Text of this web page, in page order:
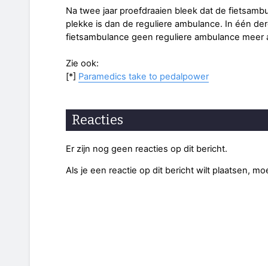
Na twee jaar proefdraaien bleek dat de
plekke is dan de reguliere ambulance. In één
fietsambulance geen reguliere ambulance meer
Zie ook:
[*] Paramedics take to pedalpower
Reacties
Er zijn nog geen reacties op dit bericht.
Als je een reactie op dit bericht wilt plaatsen,